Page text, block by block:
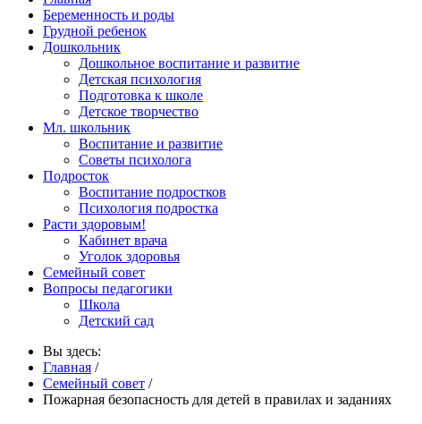
Беременность и роды
Грудной ребенок
Дошкольник
Дошкольное воспитание и развитие
Детская психология
Подготовка к школе
Детское творчество
Мл. школьник
Воспитание и развитие
Советы психолога
Подросток
Воспитание подростков
Психология подростка
Расти здоровым!
Кабинет врача
Уголок здоровья
Семейный совет
Вопросы педагогики
Школа
Детский сад
Вы здесь:
Главная /
Семейный совет /
Пожарная безопасность для детей в правилах и заданиях